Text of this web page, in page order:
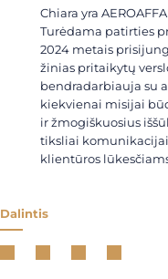
Chiara yra
Turėdama patirties
2024 metais
žinias pritaikytų
bendradarbiauja su
kiekvienai misijai
ir žmogiškuosius
tiksliai
klientūros
Dalintis